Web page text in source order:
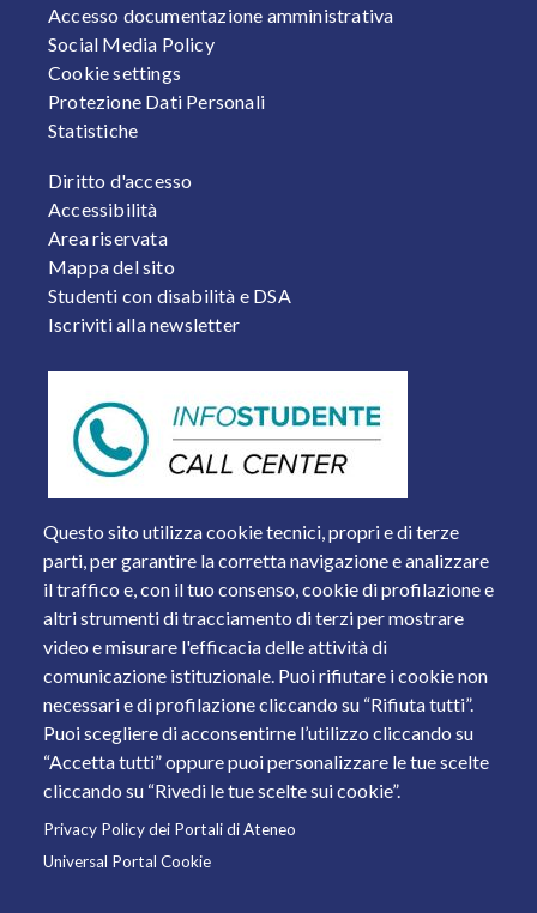
Questo sito utilizza cookie tecnici, propri e di terze
parti, per garantire la corretta navigazione e analizzare
il traffico e, con il tuo consenso, cookie di profilazione e
altri strumenti di tracciamento di terzi per mostrare
video e misurare l'efficacia delle attività di
comunicazione istituzionale. Puoi rifiutare i cookie non
necessari e di profilazione cliccando su “Rifiuta tutti”.
Puoi scegliere di acconsentirne l’utilizzo cliccando su
“Accetta tutti” oppure puoi personalizzare le tue scelte
cliccando su “Rivedi le tue scelte sui cookie”.
Privacy Policy dei Portali di Ateneo
Universal Portal Cookie
Accesso documentazione amministrativa
Social Media Policy
Cookie settings
Protezione Dati Personali
Statistiche
FOOTER 2
Diritto d'accesso
Accessibilità
Area riservata
Mappa del sito
Studenti con disabilità e DSA
Iscriviti alla newsletter
Piazza del Mercato, 15 - 25121 Brescia
Tel. +39 030 2988.1 PEC:
ammcentr@cert.unibs.it
Partita IVA: 01773710171 Codice Fiscale: 98007650173
© 2011 Università degli Studi di Brescia